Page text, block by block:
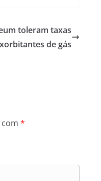
toleram taxas
de gás
*